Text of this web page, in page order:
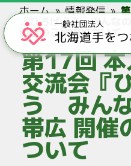
ホーム 情報発信
『ひろげよう みんなの
開催のご案内について
第17回
交流会『
う みん
帯広 開催
ついて